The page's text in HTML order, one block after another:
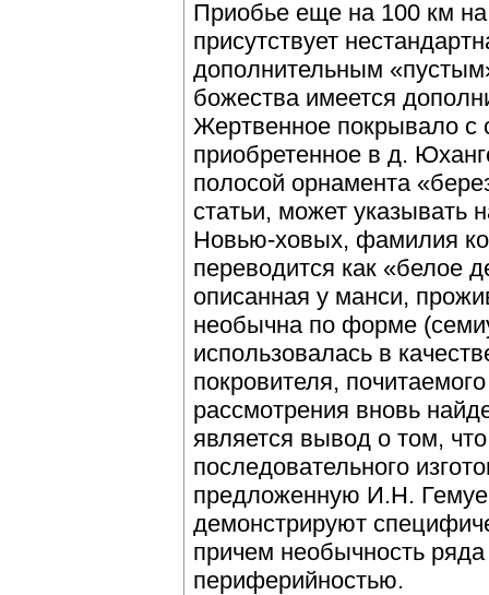
Приобье еще на 100 км
присутствует
дополнительным
божества имеется
Жертвенное покрывало с
приобретенное в д.
полосой орнамента
статьи, может указывать
Новью-ховых, фамилия
переводится как «белое
описанная у манси,
необычна по форме
использовалась в
покровителя,
рассмотрения вновь
является вывод о том,
последовательного
предложенную И.Н.
демонстрируют
причем необычность
периферийностью.